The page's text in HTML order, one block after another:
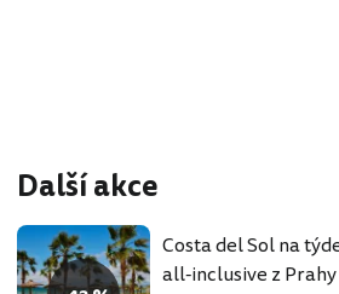
Další akce
Costa del Sol na
all-inclusive z Prahy